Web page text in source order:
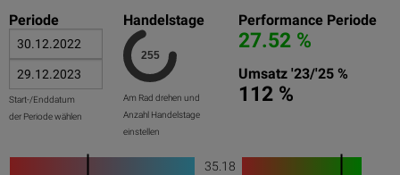
Periode
Start-/Enddatum
der Periode wählen
Handelstage
Am Rad drehen und
Anzahl Handelstage
einstellen
Performance Periode
27.52 %
Umsatz '23/'25 %
112 %
35.18
1